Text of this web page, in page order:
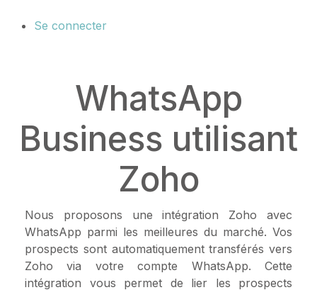
Se connecter
WhatsApp
Business utilisant
Zoho
Nous proposons une intégration Zoho avec
WhatsApp parmi les meilleures du marché. Vos
prospects sont automatiquement transférés vers
Zoho via votre compte WhatsApp. Cette
intégration vous permet de lier les prospects